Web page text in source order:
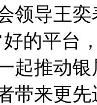
领导王
的平台
起推动
带来更